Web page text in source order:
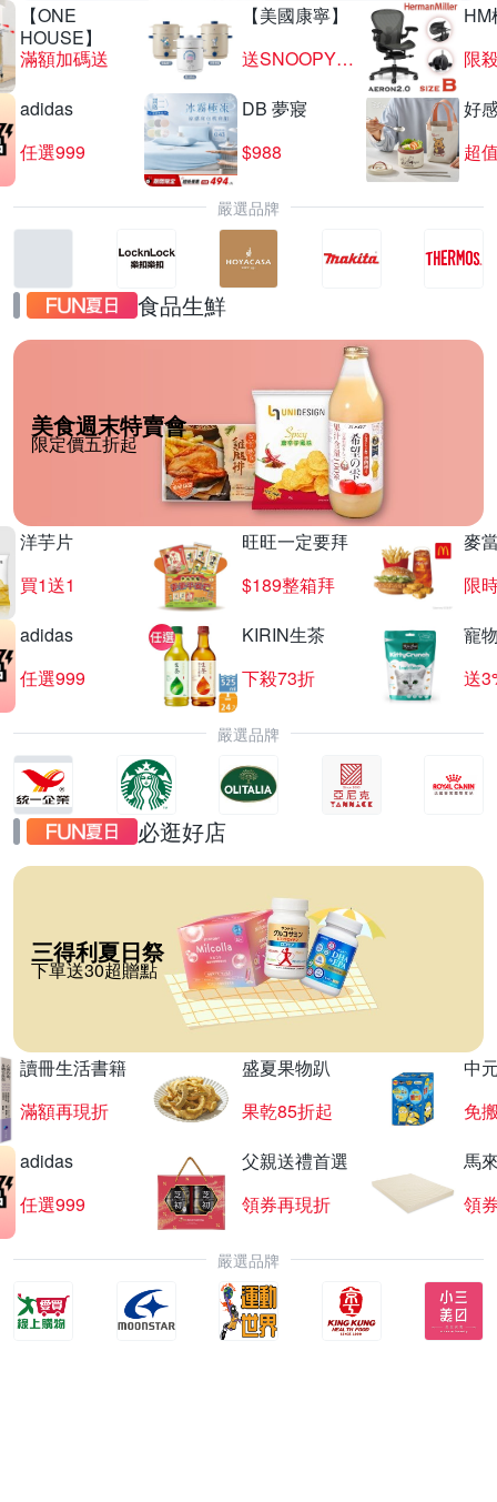
【ONE
HOUSE】
滿額加碼送
【美國康寧】
送SNOOPY匙筷組
HM
限
adidas
任選999
DB 夢寢
$988
好
超
嚴選品牌
食品生鮮
美食週末特賣會
限定價五折起
洋芋片
買1送1
旺旺一定要拜
$189整箱拜
麥
限
adidas
任選999
KIRIN生茶
下殺73折
寵
送
嚴選品牌
必逛好店
三得利夏日祭
下單送30超贈點
讀冊生活書籍
滿額再現折
盛夏果物趴
果乾85折起
中
免
adidas
任選999
父親送禮首選
領券再現折
馬
領
嚴選品牌